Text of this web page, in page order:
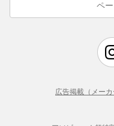
ペ
広告掲載（メー